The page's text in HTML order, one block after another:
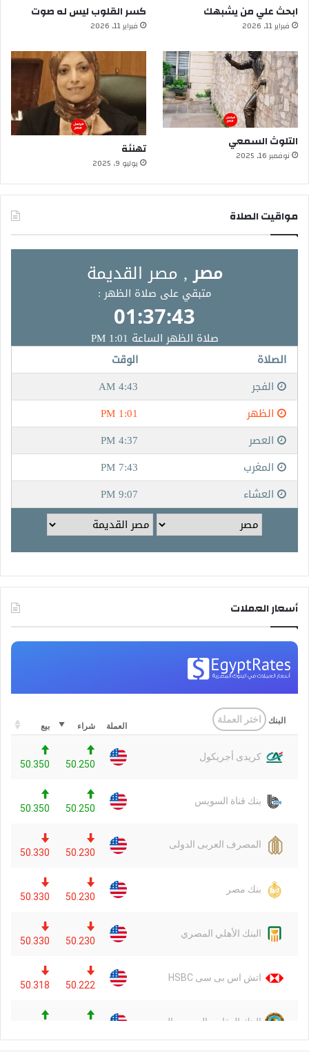
ابحث علي من يشبهك
فبراير 11, 2026
كسر القلوب ليس له صوت
فبراير 11, 2026
التلوث السمعي
نوفمبر 16, 2025 تهنئة
يوليو 9, 2025
مواقيت الصلاة
أسعار العملات